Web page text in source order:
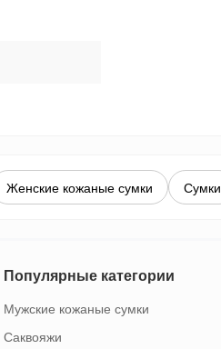
Женские кожаные сумки Сумки
Популярные категории
Мужские кожаные сумки
Саквояжи